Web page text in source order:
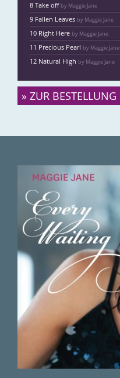
8 Take off by Maggie Jane
9 Fallen Leaves by Maggie Jane
10 Right Here by Maggie Jane
11 Precious Pearl by Maggie Jane
12 Natural High by Maggie Jane
» ZUR BESTELLUNG